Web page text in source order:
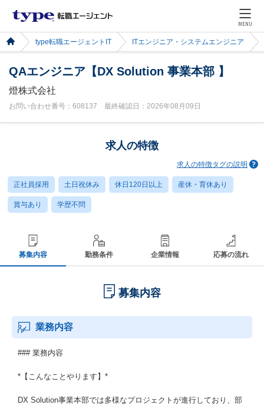
MENU
type転職エージェントIT ITエンジニア・システムエンジニア
QAエンジニア【DX Solution 事業本部 】
燈株式会社
お問い合わせ番号：608137 最終確認日：2026年08月09日
求人の特徴
求人の特徴タグの説明
正社員採用 土日祝休み 休日120日以上 産休・育休あり
賞与あり 学歴不問
募集内容 勤務条件 企業情報 応募の流れ
募集内容
業務内容
### 業務内容
*【こんなことやります】*
DX Solution事業本部では多様なプロジェクトが進行しており、部